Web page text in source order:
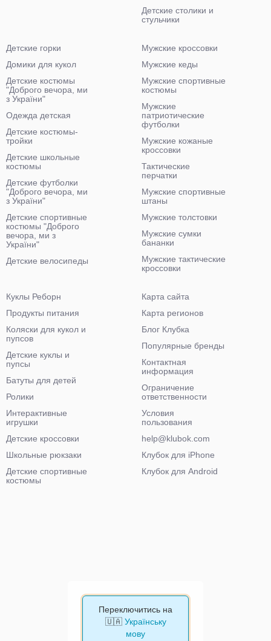
Детские столики и
стульчики
Детские горки
Домики для кукол
Детские костюмы
"Доброго вечора, ми
з України"
Одежда детская
Детские костюмы-
тройки
Детские школьные
костюмы
Детские футболки
"Доброго вечора, ми
з України"
Детские спортивные
костюмы "Доброго
вечора, ми з
України"
Детские велосипеды
Мужские кроссовки
Мужские кеды
Мужские спортивные
костюмы
Мужские
патриотические
футболки
Мужские кожаные
кроссовки
Тактические
перчатки
Мужские спортивные
штаны
Мужские толстовки
Мужские сумки
бананки
Мужские тактические
кроссовки
Куклы Реборн
Продукты питания
Коляски для кукол и
пупсов
Детские куклы и
пупсы
Батуты для детей
Ролики
Интерактивные
игрушки
Детские кроссовки
Школьные рюкзаки
Детские спортивные
костюмы
Карта сайта
Карта регионов
Блог Клубка
Популярные бренды
Контактная
информация
Ограничение
ответственности
Условия
пользования
help@klubok.com
Клубок для iPhone
Клубок для Android
Переключитись на
🇺🇦 Українську
мову